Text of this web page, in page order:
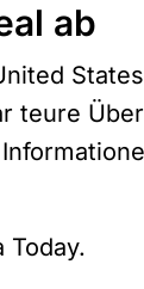
ab
teure
Today.